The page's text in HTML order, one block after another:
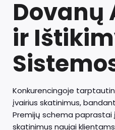
Dovanų
ir
Konkurencingoje
įvairius skatinimus,
Premijų schema paprastai
skatinimus naujai